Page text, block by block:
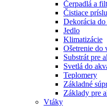
Čerpadlá a
Čistiace
Dekorácia do
Jedlo
Klimatizácie
Ošetrenie do
Substrát pre
Svetlá do
Teplomery
Základné
Základy pre
Vtáky